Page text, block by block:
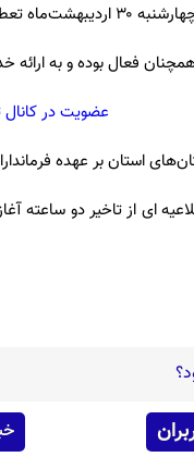
تعطیل است.
فعال بوده و به ارائه
عضویت در کانال
استان بر عهده
ای از تاخیر دو ساعته